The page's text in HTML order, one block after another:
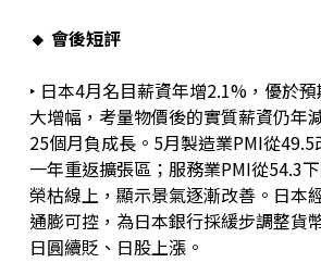
🔸 會後短評
‣ 日本4月名目薪資年增2.1%，優於
大增幅，考量物價後的實質薪資仍年
25個月負成長。5月製造業PMI從
一年重返擴張區；服務業PMI從54.3
榮枯線上，顯示景氣逐漸改善。日本
通膨可控，為日本銀行採緩步調整貨
日圓續貶、日股上漲。